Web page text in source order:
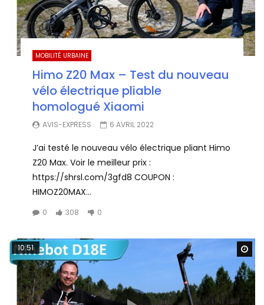
MOBILITÉ URBAINE
Himo Z20 Max – Test du nouveau
vélo électrique pliable
homologué Xiaomi
AVIS-EXPRESS 6 AVRIL 2022
J’ai testé le nouveau vélo électrique pliant Himo
Z20 Max. Voir le meilleur prix :
https://shrsl.com/3gfd8 COUPON :
HIMOZ20MAX...
0 308 0
10:51